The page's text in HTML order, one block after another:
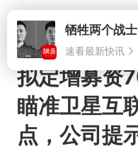
速看最新快讯
拟定增募资
瞄准卫星互
点，公司提